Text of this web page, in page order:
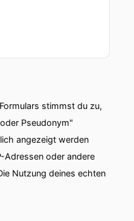
stimmst du zu,
Pseudonym"
angezeigt werden
Adressen oder andere
Nutzung deines echten